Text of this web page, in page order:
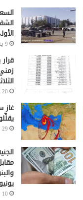
9 يناير، 2026
20 مايو، 2026
غاز
29 مايو، 2021
يونيو 2021م
10 يونيو، 2021